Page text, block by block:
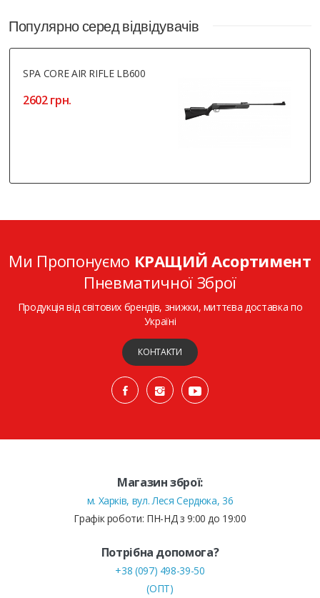
Популярно серед відвідувачів
SPA CORE AIR RIFLE LB600
2602 грн.
Ми Пропонуємо КРАЩИЙ Асортимент
Пневматичної Зброї
Продукція від світових брендів, знижки, миттєва доставка по
Україні
КОНТАКТИ
Магазин зброї:
м. Харків, вул. Леся Сердюка, 36
Графік роботи: ПН-НД з 9:00 до 19:00
Потрібна допомога?
+38 (097) 498-39-50
(ОПТ)